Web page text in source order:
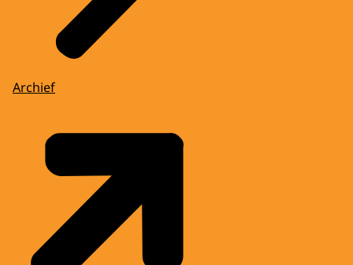
Archief